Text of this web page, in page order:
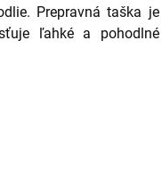
Prepravná taška je
ľahké a pohodlné